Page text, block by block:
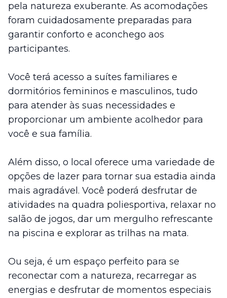
pela natureza exuberante. As acomodações
foram cuidadosamente preparadas para
garantir conforto e aconchego aos
participantes.
Você terá acesso a suítes familiares e
dormitórios femininos e masculinos, tudo
para atender às suas necessidades e
proporcionar um ambiente acolhedor para
você e sua família.
Além disso, o local oferece uma variedade de
opções de lazer para tornar sua estadia ainda
mais agradável. Você poderá desfrutar de
atividades na quadra poliesportiva, relaxar no
salão de jogos, dar um mergulho refrescante
na piscina e explorar as trilhas na mata.
Ou seja, é um espaço perfeito para se
reconectar com a natureza, recarregar as
energias e desfrutar de momentos especiais